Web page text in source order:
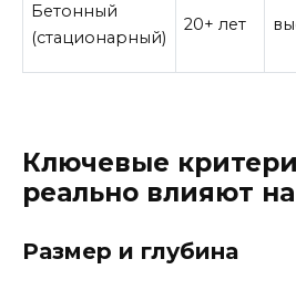
Бетонный
(стационарный)
20+ лет
Ключевые
реально влияют
Размер и глубина